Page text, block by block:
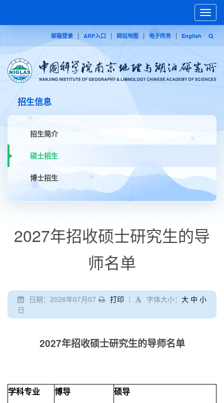
邮箱登录 | ARP入口 | 网站地图 | 电子所务 | English
Toggle
招生信息
招生简介
硕士招生
博士招生
2027年招收硕士研究生的导
师名单
打印 ｜ 字体大小： 大 中 小
日期：2026年07月07
日
2027年招收硕士研究生的导师名单
学科专业 博导 硕导